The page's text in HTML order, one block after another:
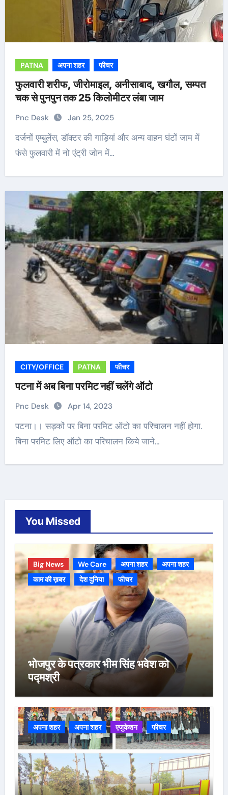
PATNA अपना शहर फीचर
फुलवारी शरीफ, जीरोमाइल, अनीसाबाद, खगौल, सम्पत
चक से पुनपुन तक 25 किलोमीटर लंबा जाम
Pnc Desk Jan 25, 2025
दर्जनों एम्बुलेंस, डॉक्टर की गाड़ियां और अन्य वाहन घंटों जाम में
फंसे फुलवारी में नो एंट्री जोन में…
CITY/OFFICE PATNA फीचर
पटना में अब बिना परमिट नहीं चलेंगे ऑटो
Pnc Desk Apr 14, 2023
पटना।। सड़कों पर बिना परमिट ऑटो का परिचालन नहीं होगा.
बिना परमिट लिए ऑटो का परिचालन किये जाने…
You Missed
Big News We Care अपना शहर
अपना शहर
काम की ख़बर
देश दुनिया फीचर
भोजपुर के पत्रकार भीम सिंह भवेश को
पद्मश्री
अपना शहर अपना शहर एजुकेशन फीचर